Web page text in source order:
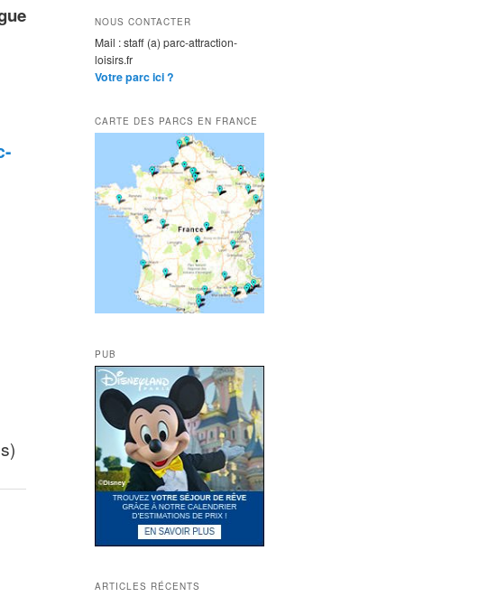
NOUS CONTACTER
Mail : staff (a) parc-attraction-
loisirs.fr
Votre parc ici ?
CARTE DES PARCS EN FRANCE
PUB
ARTICLES RÉCENTS